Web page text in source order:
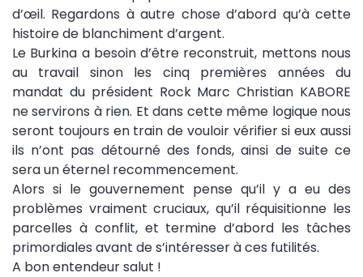
d’œil. Regardons à autre chose d’abord qu’à cette
histoire de blanchiment d’argent.
Le Burkina a besoin d’être reconstruit, mettons nous
au travail sinon les cinq premières années du
mandat du président Rock Marc Christian KABORE
ne servirons à rien. Et dans cette même logique nous
seront toujours en train de vouloir vérifier si eux aussi
ils n’ont pas détourné des fonds, ainsi de suite ce
sera un éternel recommencement.
Alors si le gouvernement pense qu’il y a eu des
problèmes vraiment cruciaux, qu’il réquisitionne les
parcelles à conflit, et termine d’abord les tâches
primordiales avant de s’intéresser à ces futilités.
A bon entendeur salut !